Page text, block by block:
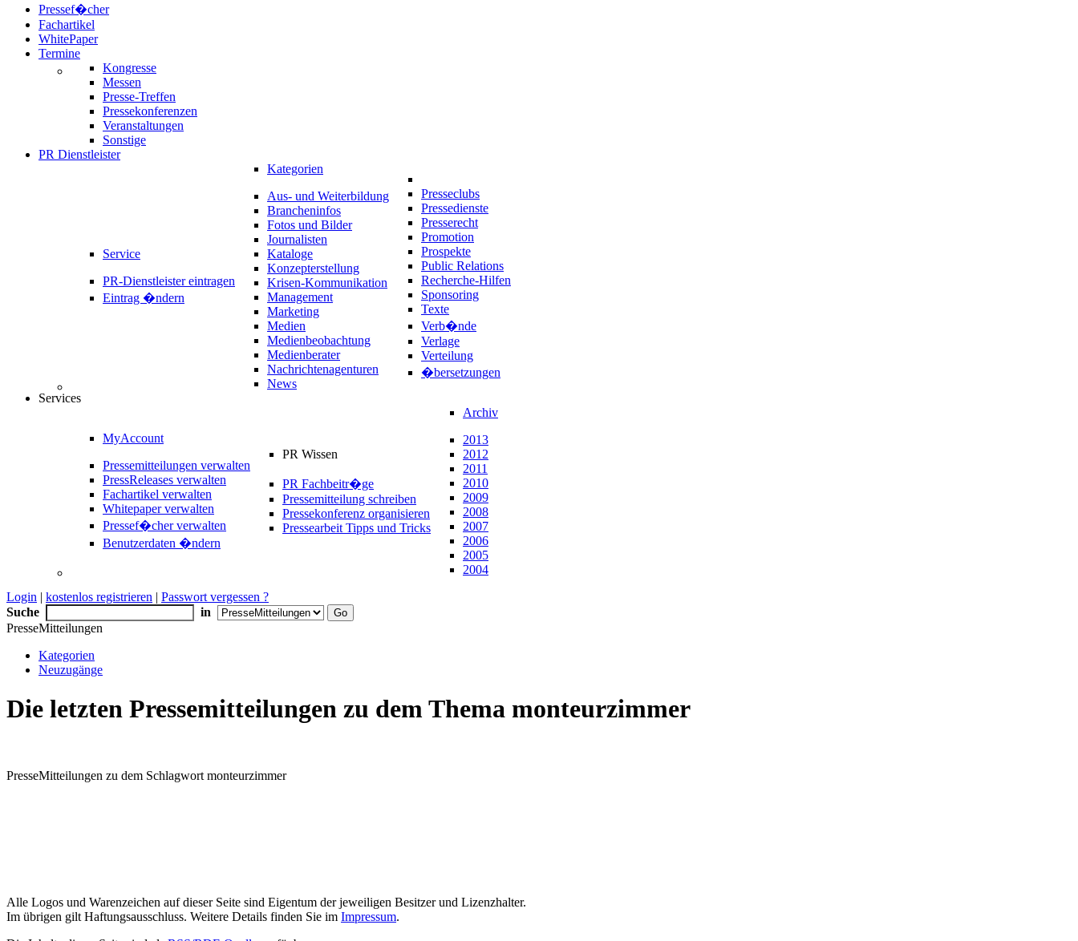
Pressef�cher
Fachartikel
WhitePaper
Termine
Kongresse
Messen
Presse-Treffen
Pressekonferenzen
Veranstaltungen
Sonstige
PR Dienstleister
Service
PR-Dienstleister eintragen
Eintrag �ndern
Kategorien
Aus- und Weiterbildung
Brancheninfos
Fotos und Bilder
Journalisten
Kataloge
Konzepterstellung
Krisen-Kommunikation
Management
Marketing
Medien
Medienbeobachtung
Medienberater
Nachrichtenagenturen
News
Presseclubs
Pressedienste
Presserecht
Promotion
Prospekte
Public Relations
Recherche-Hilfen
Sponsoring
Texte
Verb�nde
Verlage
Verteilung
�bersetzungen
Services
MyAccount
Pressemitteilungen verwalten
PressReleases verwalten
Fachartikel verwalten
Whitepaper verwalten
Pressef�cher verwalten
Benutzerdaten �ndern
PR Wissen
PR Fachbeitr�ge
Pressemitteilung schreiben
Pressekonferenz organisieren
Pressearbeit Tipps und Tricks
Archiv
2013
2012
2011
2010
2009
2008
2007
2006
2005
2004
Login | kostenlos registrieren | Passwort vergessen ?
Suche
in
PresseMitteilungen
Kategorien
Neuzugänge
Die letzten Pressemitteilungen zu dem Thema monteurzimmer
PresseMitteilungen zu dem Schlagwort monteurzimmer
Alle Logos und Warenzeichen auf dieser Seite sind Eigentum der jeweiligen Besitzer und Lizenzhalter.
Im übrigen gilt Haftungsausschluss. Weitere Details finden Sie im Impressum.